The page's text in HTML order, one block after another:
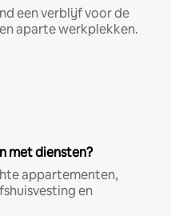
een verblijf voor de
aparte werkplekken.
met diensten?
appartementen,
en